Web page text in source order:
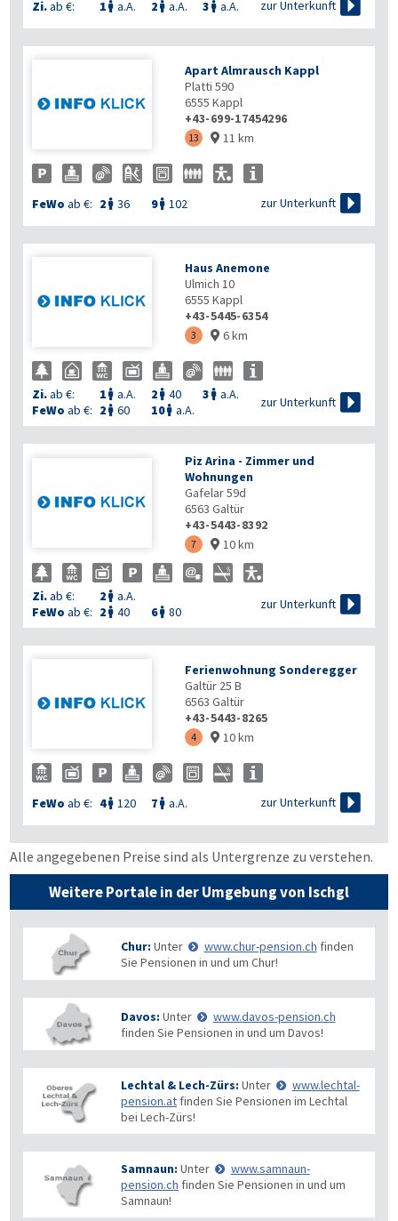
Zi.ab €: 1  a.A. 2  a.A. 3  a.A. zur Unterkunft 
Apart Almrausch Kappl
Platti 590
6555 Kappl
+43-699-17454296
13  11 km
FeWo ab €: 2  36 9 102 zur Unterkunft 
Haus Anemone
Ulmich 10
6555 Kappl
+43-5445-6354
3  6 km
Zi.ab €: 1  a.A. 2  40 3  a.A.
FeWo ab €: 2  60 10 a.A.
zur Unterkunft 
Piz Arina - Zimmer und
Wohnungen
Gafelar 59d
6563 Galtür
+43-5443-8392
7  10 km
Zi.ab €: 2  a.A.
FeWo ab €: 2  40 6 80
zur Unterkunft 
Ferienwohnung Sonderegger
Galtür 25 B
6563 Galtür
+43-5443-8265
4  10 km
FeWo ab €: 4 120 7  a.A. zur Unterkunft 
Alle angegebenen Preise sind als Untergrenze zu verstehen.
Weitere Portale in der Umgebung von Ischgl
Chur: Unter www.chur-pension.ch finden
Sie Pensionen in und um Chur!
Davos: Unter
www.davos-pension.ch
finden Sie Pensionen in und um Davos!
Lechtal & Lech-Zürs: Unter
www.lechtal-
pension.at finden Sie Pensionen im Lechtal
bei Lech-Zürs!
Samnaun: Unter
www.samnaun-
pension.ch finden Sie Pensionen in und um
Samnaun!